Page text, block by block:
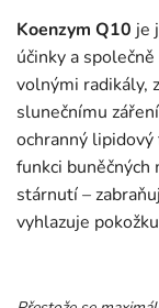
Koenzym Q10 je
účinky a společně
volnými radikály,
slunečnímu
ochranný
funkci buněčných
stárnutí –
vyhlazuje